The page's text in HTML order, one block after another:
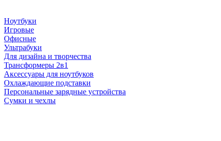
Ноутбуки
Игровые
Офисные
Ультрабуки
Для дизайна и творчества
Трансформеры 2в1
Аксессуары для ноутбуков
Охлаждающие подставки
Персональные зарядные устройства
Сумки и чехлы